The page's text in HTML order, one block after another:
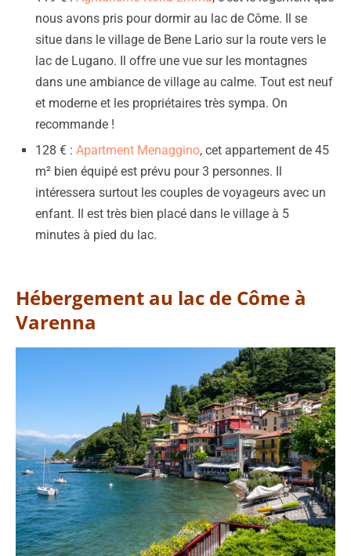
nous avons pris pour dormir au lac de Côme. Il se
situe dans le village de Bene Lario sur la route vers le
lac de Lugano. Il offre une vue sur les montagnes
dans une ambiance de village au calme. Tout est neuf
et moderne et les propriétaires très sympa. On
recommande !
128 € : Apartment Menaggino, cet appartement de 45
m² bien équipé est prévu pour 3 personnes. Il
intéressera surtout les couples de voyageurs avec un
enfant. Il est très bien placé dans le village à 5
minutes à pied du lac.
Hébergement au lac de Côme à
Varenna